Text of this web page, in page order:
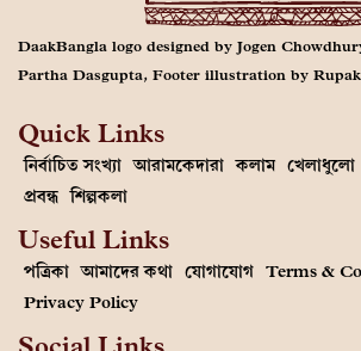
DaakBangla logo designed by Jogen
Partha Dasgupta, Footer illustration by
Quick Links
নির্বাচিত সংখ্যা আরামকেদারা কলাম খেলাধুলো
প্রবন্ধ শিল্পকলা
Useful Links
পত্রিকা আমাদের কথা যোগাযোগ Terms &
Privacy Policy